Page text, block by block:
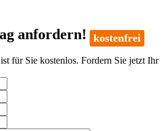
anfordern! kostenfrei
für Sie kostenlos. Fordern Sie jetzt Ihr